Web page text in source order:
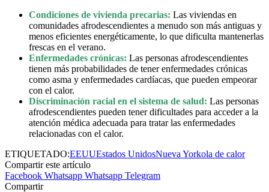
Condiciones de vivienda precarias: Las viviendas en
comunidades afrodescendientes a menudo son más antiguas y
menos eficientes energéticamente, lo que dificulta mantenerlas
frescas en el verano.
Enfermedades crónicas: Las personas afrodescendientes
tienen más probabilidades de tener enfermedades crónicas
como asma y enfermedades cardíacas, que pueden empeorar
con el calor.
Discriminación racial en el sistema de salud: Las personas
afrodescendientes pueden tener dificultades para acceder a la
atención médica adecuada para tratar las enfermedades
relacionadas con el calor.
ETIQUETADO:EEUUEstados UnidosNueva Yorkola de calor
Compartir este artículo
Facebook Whatsapp Whatsapp Telegram
Compartir